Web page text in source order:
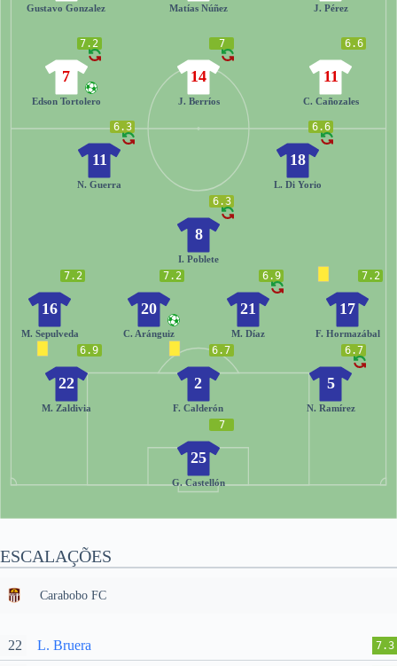
J. Pérez
Matías Núñez
Gustavo Gonzalez
6.6
11
C. Cañozales
7
14
J. Berríos
7.2
7
Edson Tortolero
7
25
G. Castellón
6.9
22
M. Zaldivia
6.7
2
F. Calderón
6.7
5
N. Ramírez
7.2
16
M. Sepulveda
7.2
20
C. Aránguiz
6.9
21
M. Díaz
7.2
17
F. Hormazábal
6.3
8
I. Poblete
6.3
11
N. Guerra
6.6
18
L. Di Yorio
ESCALAÇÕES
Carabobo FC
22 L. Bruera 7.3